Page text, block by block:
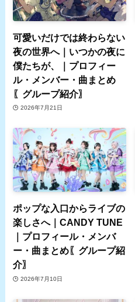
可愛いだけでは終わらない
夜の世界へ｜いつかの夜に
僕たちが、｜プロフィー
ル・メンバー・曲まとめ
〖グループ紹介〗
2026年7月21日
ポップな入口からライブの
楽しさへ｜CANDY TUNE
｜プロフィール・メンバ
ー・曲まとめ〖グループ紹
介〗
2026年7月10日